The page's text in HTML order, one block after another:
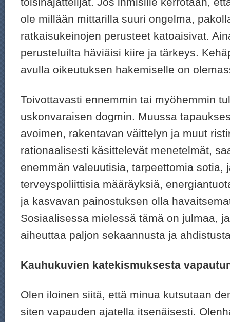
ole millään mittarilla suuri ongelma,
ratkaisukeinojen perusteet katoaisivat.
perusteluilta häviäisi kiire ja tärkeys.
avulla oikeutuksen hakemiselle on
Toivottavasti ennemmin tai myöhemmin
uskonvaraisen dogmin. Muussa
avoimen, rakentavan väittelyn ja muut
rationaalisesti käsittelevät menetelmät,
enemmän valeuutisia, tarpeettomia sotia,
terveyspoliittisia määräyksiä,
ja kasvavan painostuksen olla
Sosiaalisessa mielessä tämä on julmaa,
aiheuttaa paljon sekaannusta ja
Kauhukuvien katekismuksesta
Olen iloinen siitä, että minua kutsutaan
siten vapauden ajatella itsenäisesti.